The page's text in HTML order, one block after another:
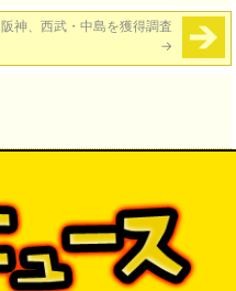
阪神、西武・中島を獲得調査
→